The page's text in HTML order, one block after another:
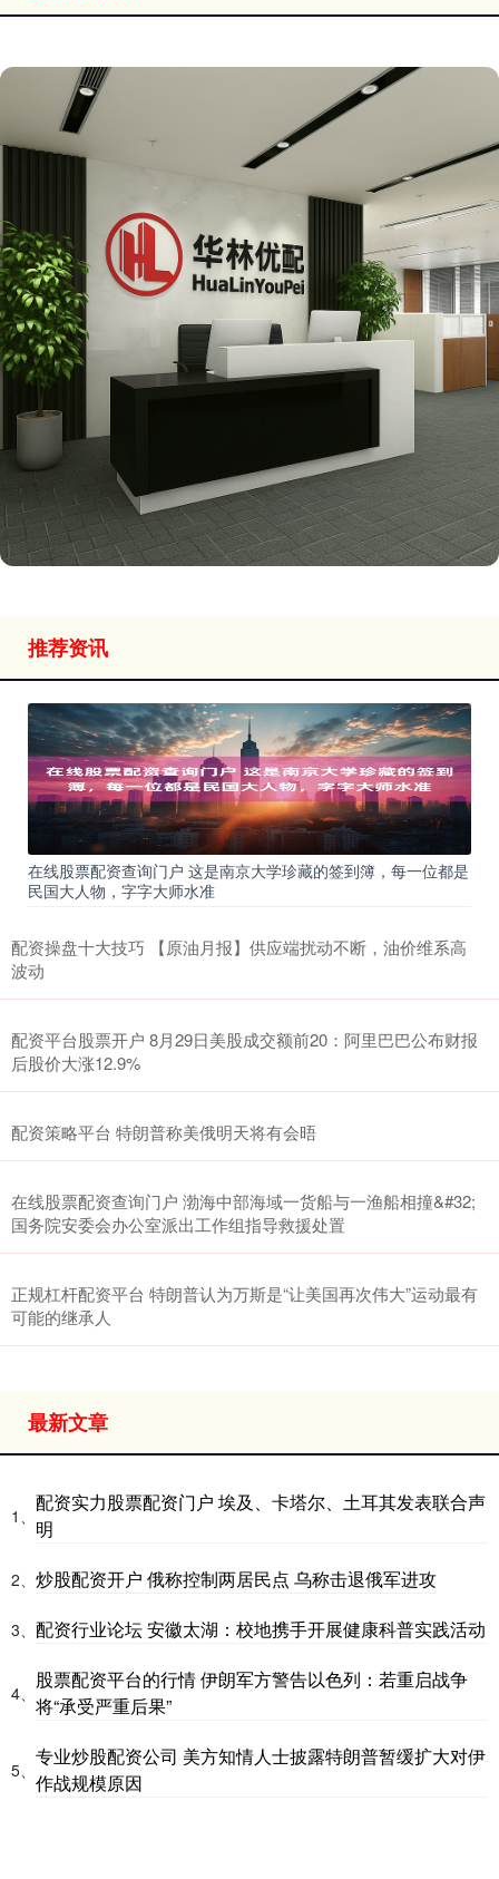
推荐资讯
在线股票配资查询门户 这是南京大学珍藏的签到簿，每一位都是
民国大人物，字字大师水准
配资操盘十大技巧 【原油月报】供应端扰动不断，油价维系高
波动
配资平台股票开户 8月29日美股成交额前20：阿里巴巴公布财报
后股价大涨12.9%
配资策略平台 特朗普称美俄明天将有会晤
在线股票配资查询门户 渤海中部海域一货船与一渔船相撞&#32;
国务院安委会办公室派出工作组指导救援处置
正规杠杆配资平台 特朗普认为万斯是“让美国再次伟大”运动最有
可能的继承人
最新文章
1、
配资实力股票配资门户 埃及、卡塔尔、土耳其发表联合声
明
2、 炒股配资开户 俄称控制两居民点 乌称击退俄军进攻
3、 配资行业论坛 安徽太湖：校地携手开展健康科普实践活动
4、
股票配资平台的行情 伊朗军方警告以色列：若重启战争
将“承受严重后果”
5、
专业炒股配资公司 美方知情人士披露特朗普暂缓扩大对伊
作战规模原因